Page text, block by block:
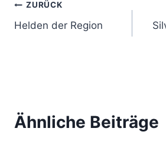
Beitragsnavigation
ZURÜCK
Helden der Region
Ähnliche Beiträge